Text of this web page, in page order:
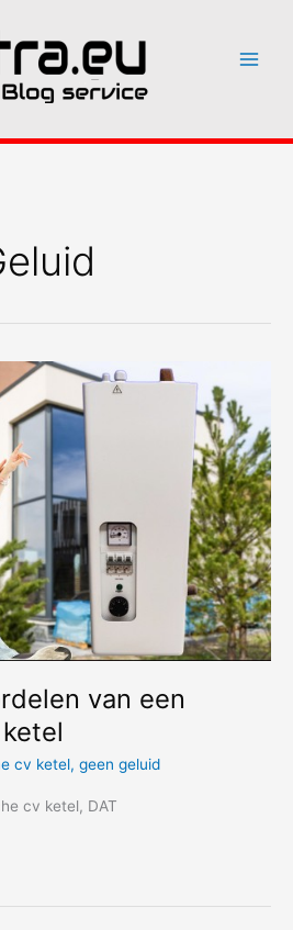
van een
cv ketel, geen geluid
cv ketel, DAT